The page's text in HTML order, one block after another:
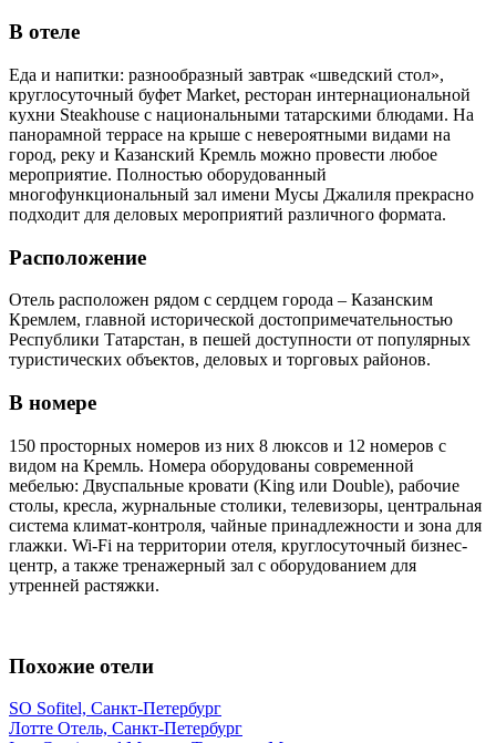
В отеле
Еда и напитки: разнообразный завтрак «шведский стол»,
круглосуточный буфет Market, ресторан интернациональной
кухни Steakhouse с национальными татарскими блюдами. На
панорамной террасе на крыше с невероятными видами на
город, реку и Казанский Кремль можно провести любое
мероприятие. Полностью оборудованный
многофункциональный зал имени Мусы Джалиля прекрасно
подходит для деловых мероприятий различного формата.
Расположение
Отель расположен рядом с сердцем города – Казанским
Кремлем, главной исторической достопримечательностью
Республики Татарстан, в пешей доступности от популярных
туристических объектов, деловых и торговых районов.
В номере
150 просторных номеров из них 8 люксов и 12 номеров с
видом на Кремль. Номера оборудованы современной
мебелью: Двуспальные кровати (King или Double), рабочие
столы, кресла, журнальные столики, телевизоры, центральная
система климат-контроля, чайные принадлежности и зона для
глажки. Wi-Fi на территории отеля, круглосуточный бизнес-
центр, а также тренажерный зал с оборудованием для
утренней растяжки.
Похожие отели
SO Sofitel, Санкт-Петербург
Лотте Отель, Санкт-Петербург